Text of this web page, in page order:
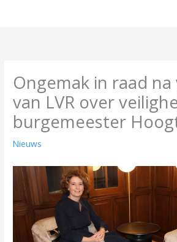
Ongemak in raad na
van LVR over
burgemeester
Nieuws